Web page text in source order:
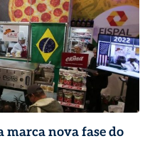
marca nova fase do